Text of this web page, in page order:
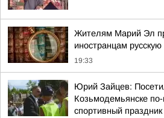
Жителям Марий Эл
иностранцам русскую
19:33
Юрий Зайцев:
Козьмодемьянске
спортивный праздник